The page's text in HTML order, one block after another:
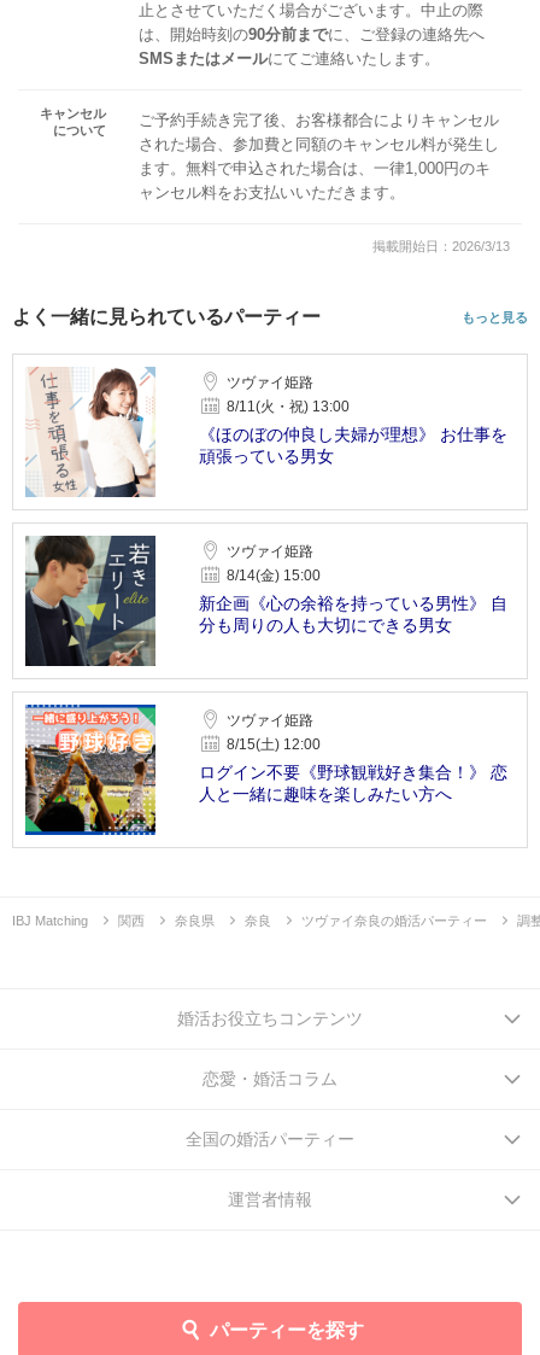
止とさせていただく場合がございます。中止の際
は、開始時刻の90分前までに、ご登録の連絡先へ
SMSまたはメールにてご連絡いたします。
キャンセル
について
ご予約手続き完了後、お客様都合によりキャンセル
された場合、参加費と同額のキャンセル料が発生し
ます。無料で申込された場合は、一律1,000円のキ
ャンセル料をお支払いいただきます。
掲載開始日：2026/3/13
よく一緒に見られているパーティー もっと見る
ツヴァイ姫路
8/11(火・祝) 13:00
《ほのぼの仲良し夫婦が理想》 お仕事を
頑張っている男女
ツヴァイ姫路
8/14(金) 15:00
新企画《心の余裕を持っている男性》 自
分も周りの人も大切にできる男女
ツヴァイ姫路
8/15(土) 12:00
ログイン不要《野球観戦好き集合！》 恋
人と一緒に趣味を楽しみたい方へ
IBJ Matching 関西 奈良県 奈良 ツヴァイ奈良の婚活パーティー 調
パーティーを探す
婚活お役立ちコンテンツ
恋愛・婚活コラム
全国の婚活パーティー
運営者情報